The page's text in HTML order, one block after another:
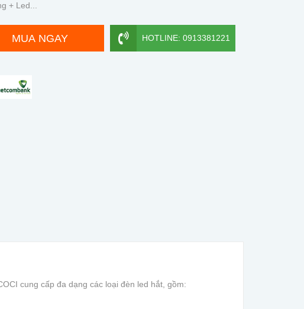
+ Led...
MUA NGAY HOTLINE: 0913381221
cung cấp đa dạng các loại đèn led hắt, gồm: